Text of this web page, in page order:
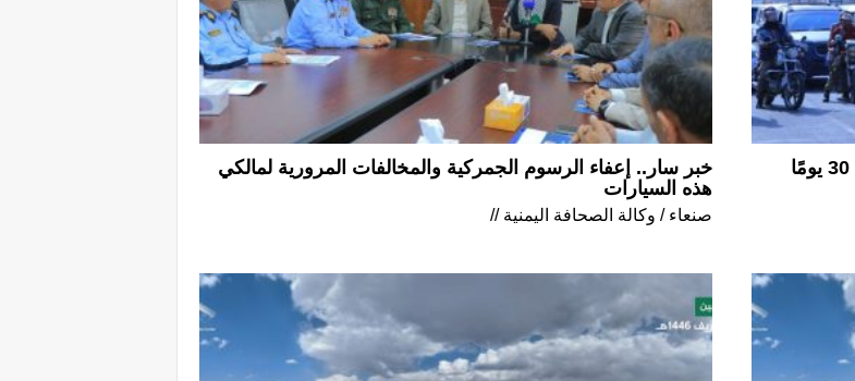
خبر سار.. إعفاء الرسوم الجمركية والمخالفات المرورية لمالكي
هذه السيارات
صنعاء / وكالة الصحافة اليمنية //